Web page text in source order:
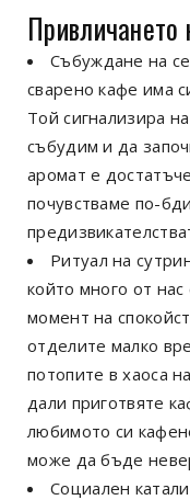
Събуждане на
сварено кафе има
Той сигнализира
събудим и да
аромат е
почувстваме по-
Ритуал на
който много от нас
момент на
отделите малко
потопите в хаоса
дали приготвяте
любимото си
може да бъде
Социален